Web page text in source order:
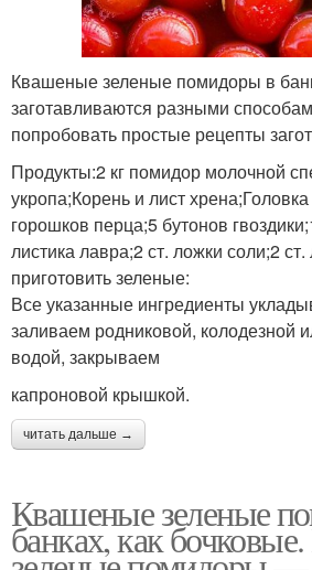
Квашеные зеленые помидоры в
заготавливаются разными
попробовать простые рецепты
Продукты:2 кг помидор молочной
укропа;Корень и лист
горошков перца;5 бутонов
листика лавра;2 ст. ложки соли;2
приготовить зеленые:
Все указанные ингредиенты
заливаем родниковой, колодезной
водой, закрываем
капроновой крышкой.
читать дальше →
Квашеные зеленые
банках, как